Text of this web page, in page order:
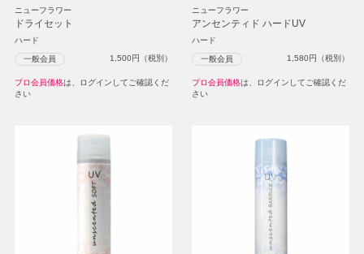
ニューフラワー
ドライセット
ハード
一般会員 1,500円（税別）
プロ会員価格は、ログインしてご確認くだ
さい
ニューフラワー
アンセンティド ハードUV
ハード
一般会員 1,580円（税別）
プロ会員価格は、ログインしてご確認くだ
さい